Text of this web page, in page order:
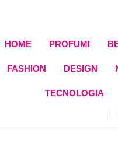
HOME PROFUMI
FASHION DESIGN
TECNOLOGIA